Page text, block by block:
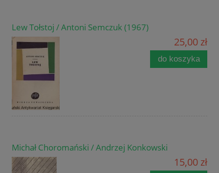
Lew Tołstoj / Antoni Semczuk (1967)
25,00 zł
do koszyka
Michał Choromański / Andrzej Konkowski
15,00 zł